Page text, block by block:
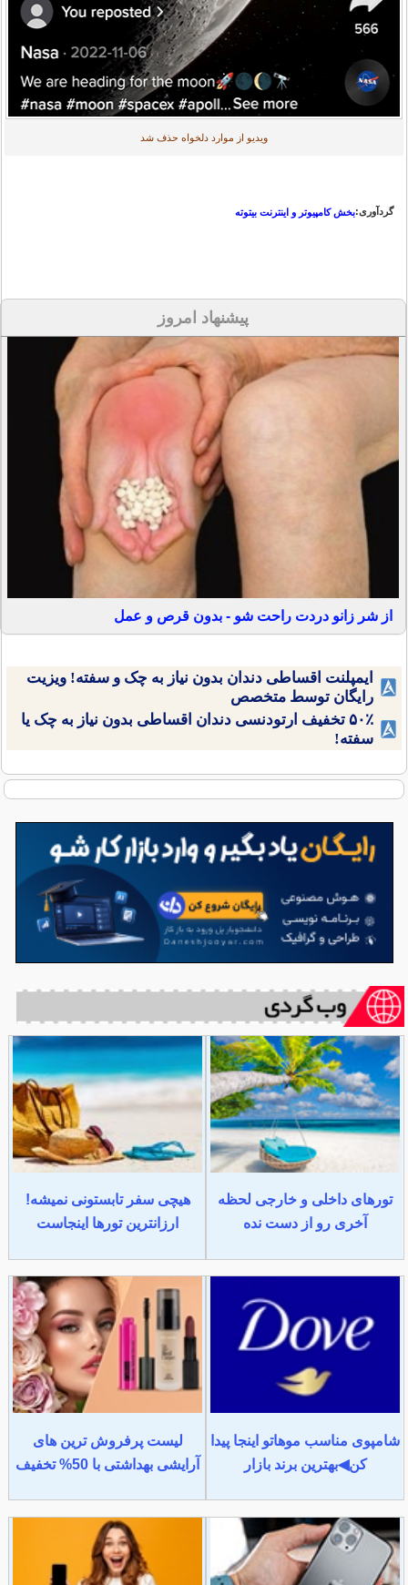
ویدیو از موارد دلخواه حذف شد
گردآوری:بخش کامپیوتر و اینترنت بیتوته
پیشنهاد امروز
از شر زانو دردت راحت شو - بدون قرص و عمل
ایمپلنت اقساطی دندان بدون نیاز به چک و سفته! ویزیت
رایگان توسط متخصص
۵۰٪ تخفیف ارتودنسی دندان اقساطی بدون نیاز به چک یا
سفته!
تورهای داخلی و خارجی لحظه
آخری رو از دست نده
هیچی سفر تابستونی نمیشه!
ارزانترین تورها اینجاست
شامپوی مناسب موهاتو اینجا پیدا
کن◀بهترین برند بازار
لیست پرفروش ترین های
آرایشی بهداشتی با 50% تخفیف